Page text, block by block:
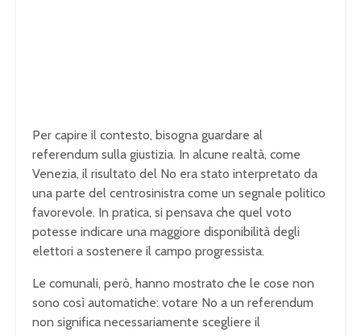
Per capire il contesto, bisogna guardare al
referendum sulla giustizia. In alcune realtà, come
Venezia, il risultato del No era stato interpretato da
una parte del centrosinistra come un segnale politico
favorevole. In pratica, si pensava che quel voto
potesse indicare una maggiore disponibilità degli
elettori a sostenere il campo progressista.
Le comunali, però, hanno mostrato che le cose non
sono così automatiche: votare No a un referendum
non significa necessariamente scegliere il